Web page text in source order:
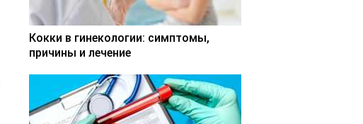
Кокки в гинекологии: симптомы,
причины и лечение